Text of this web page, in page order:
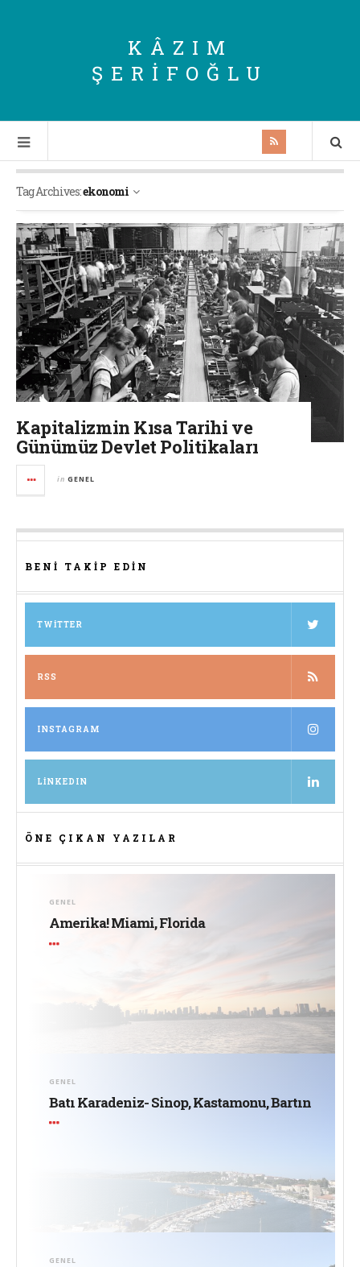
KÂZIM
ŞERIFOĞLU
Tag Archives:ekonomi
Kapitalizmin Kısa Tarihi ve
Günümüz Devlet Politikaları
in GENEL
BENI TAKIP EDIN
TWITTER
RSS
INSTAGRAM
LINKEDIN
ÖNE ÇIKAN YAZILAR
GENEL
Amerika! Miami, Florida
GENEL
Batı Karadeniz- Sinop, Kastamonu, Bartın
GENEL